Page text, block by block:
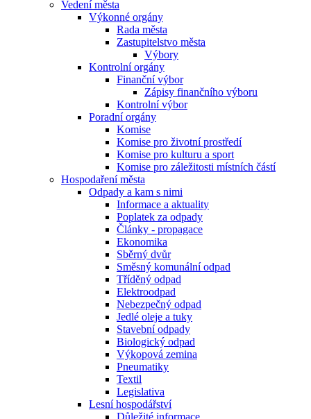
Vedení města
Výkonné orgány
Rada města
Zastupitelstvo města
Výbory
Kontrolní orgány
Finanční výbor
Zápisy finančního výboru
Kontrolní výbor
Poradní orgány
Komise
Komise pro životní prostředí
Komise pro kulturu a sport
Komise pro záležitosti místních částí
Hospodaření města
Odpady a kam s nimi
Informace a aktuality
Poplatek za odpady
Články - propagace
Ekonomika
Sběrný dvůr
Směsný komunální odpad
Tříděný odpad
Elektroodpad
Nebezpečný odpad
Jedlé oleje a tuky
Stavební odpady
Biologický odpad
Výkopová zemina
Pneumatiky
Textil
Legislativa
Lesní hospodářství
Důležité informace